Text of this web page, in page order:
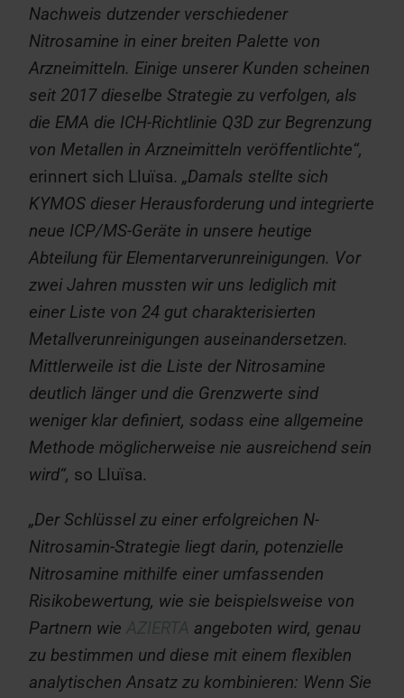
Nachweis dutzender verschiedener
Nitrosamine in einer breiten Palette von
Arzneimitteln. Einige unserer Kunden scheinen
seit 2017 dieselbe Strategie zu verfolgen, als
die EMA die ICH-Richtlinie Q3D zur Begrenzung
von Metallen in Arzneimitteln veröffentlichte“,
erinnert sich Lluïsa. „Damals stellte sich
KYMOS dieser Herausforderung und integrierte
neue ICP/MS-Geräte in unsere heutige
Abteilung für Elementarverunreinigungen. Vor
zwei Jahren mussten wir uns lediglich mit
einer Liste von 24 gut charakterisierten
Metallverunreinigungen auseinandersetzen.
Mittlerweile ist die Liste der Nitrosamine
deutlich länger und die Grenzwerte sind
weniger klar definiert, sodass eine allgemeine
Methode möglicherweise nie ausreichend sein
wird“, so Lluïsa.
„Der Schlüssel zu einer erfolgreichen N-
Nitrosamin-Strategie liegt darin, potenzielle
Nitrosamine mithilfe einer umfassenden
Risikobewertung, wie sie beispielsweise von
Partnern wie
angeboten wird, genau
zu bestimmen und diese mit einem flexiblen
analytischen Ansatz zu kombinieren: Wenn Sie